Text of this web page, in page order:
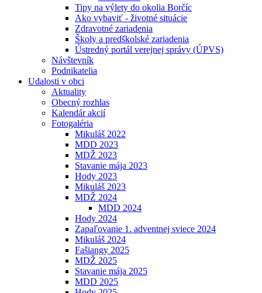
Tipy na výlety do okolia Borčíc
Ako vybaviť - životné situácie
Zdravotné zariadenia
Školy a predškolské zariadenia
Ústredný portál verejnej správy (ÚPVS)
Návštevník
Podnikatelia
Udalosti v obci
Aktuality
Obecný rozhlas
Kalendár akcií
Fotogaléria
Mikuláš 2022
MDD 2023
MDŽ 2023
Stavanie mája 2023
Hody 2023
Mikuláš 2023
MDŽ 2024
MDD 2024
Hody 2024
Zapaľovanie 1. adventnej sviece 2024
Mikuláš 2024
Fašiangy 2025
MDŽ 2025
Stavanie mája 2025
MDD 2025